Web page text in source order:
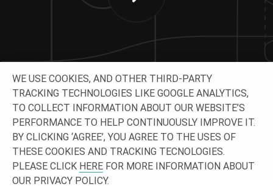
WE USE COOKIES, AND OTHER THIRD-PARTY
TRACKING TECHNOLOGIES LIKE GOOGLE ANALYTICS,
TO COLLECT INFORMATION ABOUT OUR WEBSITE’S
PERFORMANCE TO HELP CONTINUOUSLY IMPROVE IT.
BY CLICKING ‘AGREE’, YOU AGREE TO THE USES OF
THESE COOKIES AND TRACKING TECNOLOGIES.
PLEASE CLICK HERE FOR MORE INFORMATION ABOUT
OUR PRIVACY POLICY.